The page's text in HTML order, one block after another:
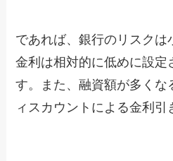
であれば、銀行のリスクは
金利は相対的に低めに設定
す。また、融資額が多くな
ィスカウントによる金利引